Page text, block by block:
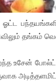
தங்கம்
உசேன்